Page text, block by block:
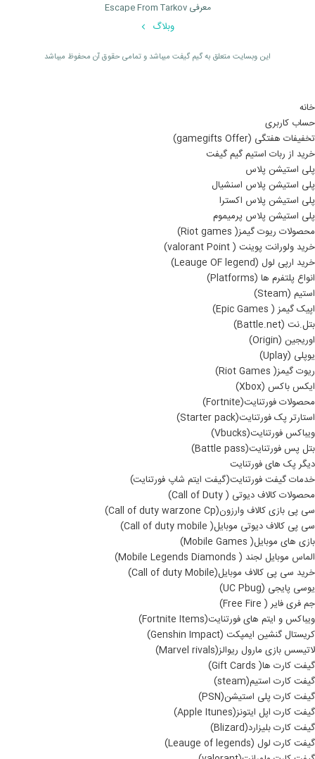
معرفی Escape From Tarkov
وبلاگ
اين وبسايت متعلق به گیم گیفت ميباشد و تمامی حقوق آن محفوظ ميباشد
خانه
حساب کاربری
تخفیفات هفتگی (gamegifts Offer)
خرید از ربات استیم گیم گیفت
پلی استیشن پلاس
پلی استیشن پلاس اسنشیال
پلی استیشن پلاس اکسترا
پلی استیشن پلاس پرمیموم
محصولات ریوت گیمز( Riot games)
خرید ولورانت پوینت ( valorant Point)
خرید ارپی لول (Leauge OF legend)
انواع پلتفرم ها (Platforms)
استیم (Steam)
اپیک گیمز ( Epic Games)
بتل.نت (Battle.net)
اوریجین (Origin)
یوپلی (Uplay)
ریوت گیمز( Riot Games)
ایکس باکس (Xbox)
محصولات فورتنایت(Fortnite)
استارتر پک فورتنایت(Starter pack)
ویباکس فورتنایت(Vbucks)
بتل پس فورتنایت(Battle pass)
دیگر پک های فورتنایت
خدمات گیفت فورتنایت(گیفت ایتم شاپ فورتنایت)
محصولات کالاف دیوتی ( Call of Duty)
سی پی بازی کالاف وارزون(Call of duty warzone Cp)
سی پی کالاف دیوتی موبایل( Call of duty mobile)
بازی های موبایل( Mobile Games)
الماس موبایل لجند ( Mobile Legends Diamonds)
خرید سی پی کالاف موبایل(Call of duty Mobile)
یوسی پایجی (UC Pbug)
جم فری فایر ( Free Fire)
ویباکس و ایتم های فورتنایت(Fortnite Items)
کریستال گنشین ایمپکت (Genshin Impact)
لاتیسس بازی مارول ریوالز(Marvel rivals)
گیفت کارت ها( Gift Cards)
گیفت کارت استیم(steam)
گیفت کارت پلی استیشن(PSN)
گیفت کارت اپل ایتونز(Apple Itunes)
گیفت کارت بلیزارد(Blizard)
گیفت کارت لول (Leauge of legends)